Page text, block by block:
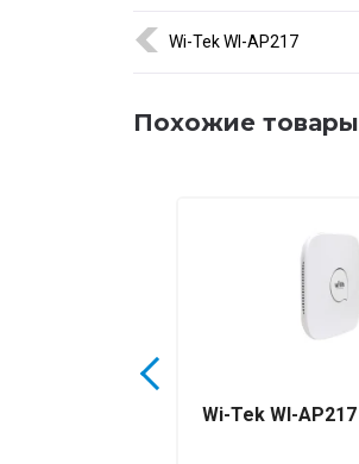
Wi-Tek WI-AP217
Похожие товары
Wi-Tek WI-AP217